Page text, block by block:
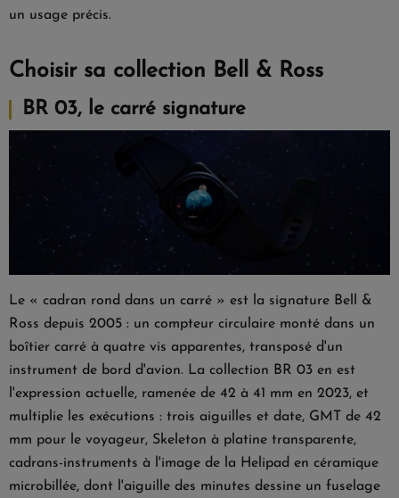
un usage précis.
Choisir sa collection Bell & Ross
BR 03, le carré signature
Le « cadran rond dans un carré » est la signature Bell &
Ross depuis 2005 : un compteur circulaire monté dans un
boîtier carré à quatre vis apparentes, transposé d'un
instrument de bord d'avion. La collection BR 03 en est
l'expression actuelle, ramenée de 42 à 41 mm en 2023, et
multiplie les exécutions : trois aiguilles et date, GMT de 42
mm pour le voyageur, Skeleton à platine transparente,
cadrans-instruments à l'image de la Helipad en céramique
microbillée, dont l'aiguille des minutes dessine un fuselage